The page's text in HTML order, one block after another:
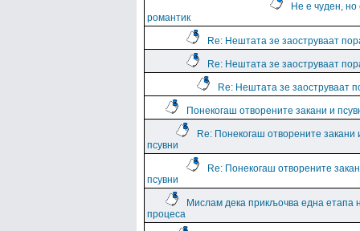
Не е чуден, но
романтик
Re: Нештата зе заоструваат
Re: Нештата зе заоструваат
Re: Нештата зе заоструваат
Понекогаш отворените закани и
Re: Понекогаш отворените закани
псувни
Re: Понекогаш отворените
псувни
Мислам дека прикљочва една етапа
процеса